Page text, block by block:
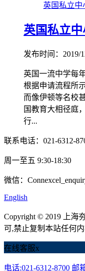
英国私立中
英国私立
发布时间：2019/
英国一流中学每
根据申请流程所
而像伊顿等名校
国教育大相径庭
行...
联系电话：021-6312-
周一至五 9:30-18:30
微信：
English
Copyright © 2019 上海
可,禁止复制本站任何内
在线客服x
电话:021-6312-8700 邮